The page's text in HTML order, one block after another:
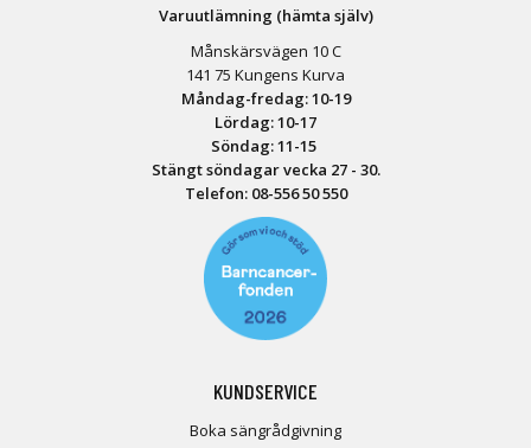
Varuutlämning (hämta själv)
Månskärsvägen 10 C
141 75 Kungens Kurva
Måndag-fredag: 10-19
Lördag: 10-17
Söndag: 11-15
Stängt söndagar vecka 27 - 30.
Telefon: 08-556 50 550
KUNDSERVICE
Boka sängrådgivning